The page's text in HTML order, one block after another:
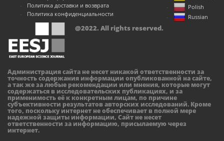
Политика доставки и возврата
Политика конфиденциальности
Polish
Russian
@2022. All rights reserved.
Администрация сайта не несет никакой ответственности за
точность содержания информации опубликованной на сайте,
а так же за любые рекомендации или мнения, которые могут
содержаться в исследовательских публикациях, и за
применимость её к конкретным лицам, по причине
субъективности результатов авторских исследований. Кроме
того, поскольку интернет не обеспечивает в полной мере
надежной защиты информации, Сайт не несет
ответственности за информацию, присылаемую через
интернет.